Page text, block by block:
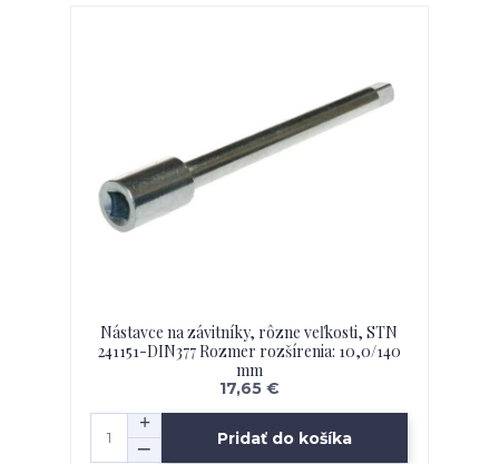
Nástavce na závitníky, rôzne veľkosti, STN
241151-DIN377 Rozmer rozšírenia: 10,0/140
mm
17,65 €
Pridať do košíka